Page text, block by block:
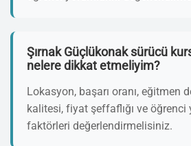
Şırnak Güçlükonak sürücü
nelere dikkat etmeliyim?
Lokasyon, başarı oranı, eğitmen
kalitesi, fiyat şeffaflığı ve öğrenci
faktörleri değerlendirmelisiniz.